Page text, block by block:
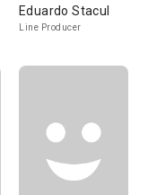
Eduardo Stacul
Line Producer